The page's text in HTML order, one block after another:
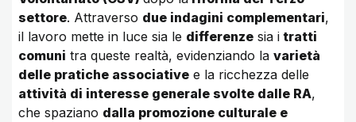
settore. Attraverso due indagini complementari,
il lavoro mette in luce sia le differenze sia i tratti
comuni tra queste realtà, evidenziando la varietà
delle pratiche associative e la ricchezza delle
attività di interesse generale svolte dalle RA,
che spaziano dalla promozione culturale e